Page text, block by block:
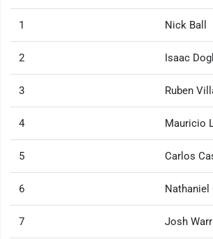
1 Nick Ball
2 Isaac
3 Ruben
4 Mauricio
5 Carlos
6 Nathaniel
7 Josh